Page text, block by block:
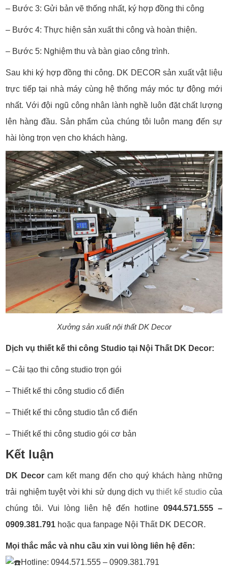
– Bước 3: Gửi bản vẽ thống nhất, ký hợp đồng thi công
– Bước 4: Thực hiện sản xuất thi công và hoàn thiện.
– Bước 5: Nghiệm thu và bàn giao công trình.
Sau khi ký hợp đồng thi công. DK DECOR sản xuất vật liệu
trực tiếp tại nhà máy cùng hệ thống máy móc tự động mới
nhất. Với đội ngũ công nhân lành nghề luôn đặt chất lượng
lên hàng đầu. Sản phẩm của chúng tôi luôn mang đến sự
hài lòng trọn vẹn cho khách hàng.
Xưởng sản xuất nội thất DK Decor
Dịch vụ thiết kế thi công Studio tại Nội Thất DK Decor:
– Cải tạo thi công studio trọn gói
– Thiết kế thi công studio cổ điển
– Thiết kế thi công studio tân cổ điển
– Thiết kế thi công studio gói cơ bản
Kết luận
DK Decor cam kết mang đến cho quý khách hàng những
trải nghiệm tuyệt vời khi sử dụng dịch vụthiết kế studio của
chúng tôi. Vui lòng liên hệ đến hotline0944.571.555 –
0909.381.791 hoặc qua fanpage Nội Thất DK DECOR.
Mọi thắc mắc và nhu cầu xin vui lòng liên hệ đến:
Hotline: 0944.571.555 – 0909.381.791